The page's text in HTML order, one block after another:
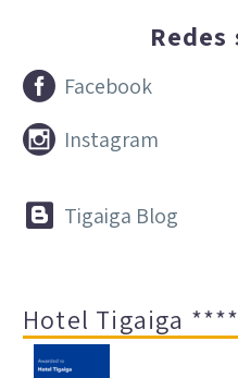
Redes

 Facebook

 Instagram

 Tigaiga Blog
Hotel Tigaiga ****